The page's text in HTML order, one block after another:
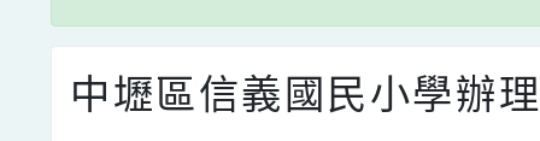
中壢區信義國民小學辦